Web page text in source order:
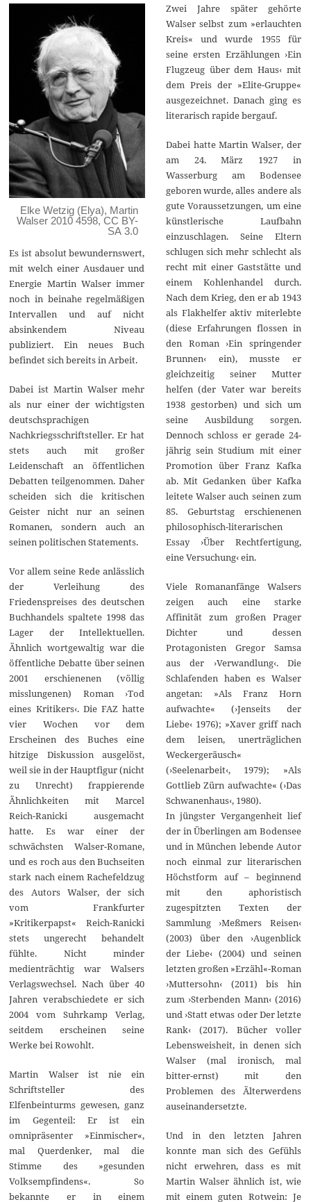
Elke Wetzig (Elya), Martin
Walser 2010 4598, CC BY-
SA 3.0
Es ist absolut bewundernswert,
mit welch einer Ausdauer und
Energie Martin Walser immer
noch in beinahe regelmäßigen
Intervallen und auf nicht
absinkendem Niveau
publiziert. Ein neues Buch
befindet sich bereits in Arbeit.
Dabei ist Martin Walser mehr
als nur einer der wichtigsten
deutschsprachigen
Nachkriegsschriftsteller. Er hat
stets auch mit großer
Leidenschaft an öffentlichen
Debatten teilgenommen. Daher
scheiden sich die kritischen
Geister nicht nur an seinen
Romanen, sondern auch an
seinen politischen Statements.
Vor allem seine Rede anlässlich
der Verleihung des
Friedenspreises des deutschen
Buchhandels spaltete 1998 das
Lager der Intellektuellen.
Ähnlich wortgewaltig war die
öffentliche Debatte über seinen
2001 erschienenen (völlig
misslungenen) Roman ›Tod
eines Kritikers‹. Die FAZ hatte
vier Wochen vor dem
Erscheinen des Buches eine
hitzige Diskussion ausgelöst,
weil sie in der Hauptfigur (nicht
zu Unrecht) frappierende
Ähnlichkeiten mit Marcel
Reich-Ranicki ausgemacht
hatte. Es war einer der
schwächsten Walser-Romane,
und es roch aus den Buchseiten
stark nach einem Rachefeldzug
des Autors Walser, der sich
vom Frankfurter
»Kritikerpapst« Reich-Ranicki
stets ungerecht behandelt
fühlte. Nicht minder
medienträchtig war Walsers
Verlagswechsel. Nach über 40
Jahren verabschiedete er sich
2004 vom Suhrkamp Verlag,
seitdem erscheinen seine
Werke bei Rowohlt.
Martin Walser ist nie ein
Schriftsteller des
Elfenbeinturms gewesen, ganz
im Gegenteil: Er ist ein
omnipräsenter »Einmischer«,
mal Querdenker, mal die
Stimme des »gesunden
Volksempfindens«. So
bekannte er in einem
Zwei Jahre später gehörte
Walser selbst zum »erlauchten
Kreis« und wurde 1955 für
seine ersten Erzählungen ›Ein
Flugzeug über dem Haus‹ mit
dem Preis der »Elite-Gruppe«
ausgezeichnet. Danach ging es
literarisch rapide bergauf.
Dabei hatte Martin Walser, der
am 24. März 1927 in
Wasserburg am Bodensee
geboren wurde, alles andere als
gute Voraussetzungen, um eine
künstlerische Laufbahn
einzuschlagen. Seine Eltern
schlugen sich mehr schlecht als
recht mit einer Gaststätte und
einem Kohlenhandel durch.
Nach dem Krieg, den er ab 1943
als Flakhelfer aktiv miterlebte
(diese Erfahrungen flossen in
den Roman ›Ein springender
Brunnen‹ ein), musste er
gleichzeitig seiner Mutter
helfen (der Vater war bereits
1938 gestorben) und sich um
seine Ausbildung sorgen.
Dennoch schloss er gerade 24-
jährig sein Studium mit einer
Promotion über Franz Kafka
ab. Mit Gedanken über Kafka
leitete Walser auch seinen zum
85. Geburtstag erschienenen
philosophisch-literarischen
Essay ›Über Rechtfertigung,
eine Versuchung‹ ein.
Viele Romananfänge Walsers
zeigen auch eine starke
Affinität zum großen Prager
Dichter und dessen
Protagonisten Gregor Samsa
aus der ›Verwandlung‹. Die
Schlafenden haben es Walser
angetan: »Als Franz Horn
aufwachte« (›Jenseits der
Liebe‹ 1976); »Xaver griff nach
dem leisen, unerträglichen
Weckergeräusch«
(›Seelenarbeit‹, 1979); »Als
Gottlieb Zürn aufwachte« (›Das
Schwanenhaus‹, 1980).
In jüngster Vergangenheit lief
der in Überlingen am Bodensee
und in München lebende Autor
noch einmal zur literarischen
Höchstform auf – beginnend
mit den aphoristisch
zugespitzten Texten der
Sammlung ›Meßmers Reisen‹
(2003) über den ›Augenblick
der Liebe‹ (2004) und seinen
letzten großen »Erzähl«-Roman
›Muttersohn‹ (2011) bis hin
zum ›Sterbenden Mann‹ (2016)
und ›Statt etwas oder Der letzte
Rank‹ (2017). Bücher voller
Lebensweisheit, in denen sich
Walser (mal ironisch, mal
bitter-ernst) mit den
Problemen des Älterwerdens
auseinandersetzte.
Und in den letzten Jahren
konnte man sich des Gefühls
nicht erwehren, dass es mit
Martin Walser ähnlich ist, wie
mit einem guten Rotwein: Je